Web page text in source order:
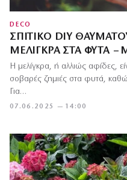
DECO
ΣΠΙΤΙΚΌ DIY
ΜΕΛΊΓΚΡΑ ΣΤΑ ΦΥΤΆ
07.06.2025 — 14:00
Η μελίγκρα, ή αλλιώς αφίδες,
σοβαρές ζημιές στα φυτά,
Για…